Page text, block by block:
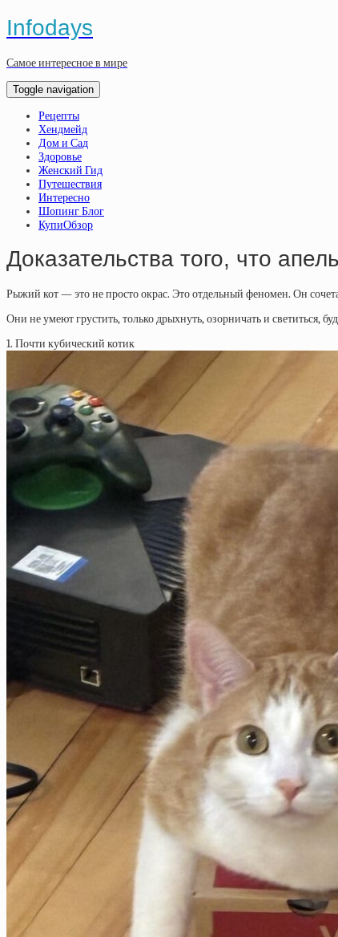
Infodays
Самое интересное в мире
Toggle navigation
Рецепты
Хендмейд
Дом и Сад
Здоровье
Женский Гид
Путешествия
Интересно
Шопинг Блог
КупиОбзор
Доказательства того, что
Рыжий кот — это не просто окрас. Это отдельный феномен. Он
Они не умеют грустить, только дрыхнуть, озорничать и светиться,
1. Почти кубический котик